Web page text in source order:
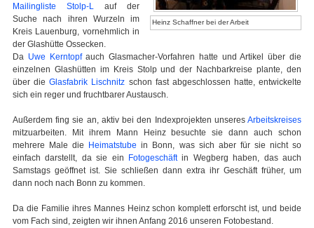
Heinz Schaffner bei der Arbeit
Mailingliste Stolp-L auf der
Suche nach ihren Wurzeln im
Kreis Lauenburg, vornehmlich in
der Glashütte Ossecken.
Da Uwe Kerntopfauch Glasmacher-Vorfahren hatte und Artikel über die
einzelnen Glashütten im Kreis Stolp und der Nachbarkreise plante, den
über dieGlasfabrik Lischnitz schon fast abgeschlossen hatte, entwickelte
sich ein reger und fruchtbarer Austausch.
Außerdem fing sie an, aktiv bei den Indexprojekten unseres Arbeitskreises
mitzuarbeiten. Mit ihrem Mann Heinz besuchte sie dann auch schon
mehrere Male die
Heimatstubein Bonn, was sich aber für sie nicht so
einfach darstellt, da sie ein
Fotogeschäftin Wegberg haben, das auch
Samstags geöffnet ist. Sie schließen dann extra ihr Geschäft früher, um
dann noch nach Bonn zu kommen.
Da die Familie ihres Mannes Heinz schon komplett erforscht ist, und beide
vom Fach sind, zeigten wir ihnen Anfang 2016 unseren Fotobestand.